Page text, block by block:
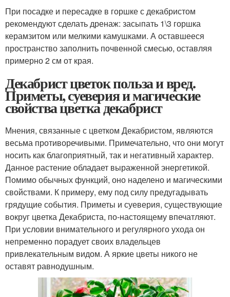
При посадке и пересадке в горшке с декабристом
рекомендуют сделать дренаж: засыпать 1\3 горшка
керамзитом или мелкими камушками. А оставшееся
пространство заполнить почвенной смесью, оставляя
примерно 2 см от края.
Декабрист цветок польза и вред.
Приметы, суеверия и магические
свойства цветка декабрист
Мнения, связанные с цветком Декабристом, являются
весьма противоречивыми. Примечательно, что они могут
носить как благоприятный, так и негативный характер.
Данное растение обладает выраженной энергетикой.
Помимо обычных функций, оно наделено и магическими
свойствами. К примеру, ему под силу предугадывать
грядущие события. Приметы и суеверия, существующие
вокруг цветка Декабриста, по-настоящему впечатляют.
При условии внимательного и регулярного ухода он
непременно порадует своих владельцев
привлекательным видом. А яркие цветы никого не
оставят равнодушным.